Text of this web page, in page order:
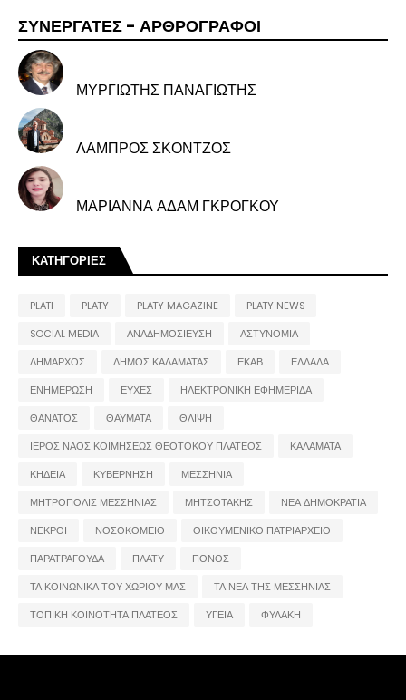
ΣΥΝΕΡΓΑΤΕΣ - ΑΡΘΡΟΓΡΑΦΟΙ
ΜΥΡΓΙΩΤΗΣ ΠΑΝΑΓΙΩΤΗΣ
ΛΑΜΠΡΟΣ ΣΚΟΝΤΖΟΣ
ΜΑΡΙΑΝΝΑ ΑΔΑΜ ΓΚΡΟΓΚΟΥ
ΚΑΤΗΓΟΡΙΕΣ
PLATI PLATY PLATY MAGAZINE
PLATY NEWS
SOCIAL MEDIA
ΑΝΑΔΗΜΟΣΙΕΥΣΗ
ΑΣΤΥΝΟΜΙΑ
ΔΗΜΑΡΧΟΣ
ΔΗΜΟΣ ΚΑΛΑΜΑΤΑΣ ΕΚΑΒ
ΕΛΛΑΔΑ
ΕΝΗΜΕΡΩΣΗ
ΕΥΧΕΣ
ΗΛΕΚΤΡΟΝΙΚΗ ΕΦΗΜΕΡΙΔΑ
ΘΑΝΑΤΟΣ
ΘΑΥΜΑΤΑ
ΘΛΙΨΗ
ΙΕΡΟΣ ΝΑΟΣ ΚΟΙΜΗΣΕΩΣ ΘΕΟΤΟΚΟΥ ΠΛΑΤΕΟΣ
ΚΑΛΑΜΑΤΑ
ΚΗΔΕΙΑ
ΚΥΒΕΡΝΗΣΗ
ΜΕΣΣΗΝΙΑ
ΜΗΤΡΟΠΟΛΙΣ ΜΕΣΣΗΝΙΑΣ
ΜΗΤΣΟΤΑΚΗΣ
ΝΕΑ ΔΗΜΟΚΡΑΤΙΑ
ΝΕΚΡΟΙ
ΝΟΣΟΚΟΜΕΙΟ
ΟΙΚΟΥΜΕΝΙΚΟ ΠΑΤΡΙΑΡΧΕΙΟ
ΠΑΡΑΤΡΑΓΟΥΔΑ
ΠΛΑΤΥ
ΠΟΝΟΣ
ΤΑ ΚΟΙΝΩΝΙΚΑ ΤΟΥ ΧΩΡΙΟΥ ΜΑΣ
ΤΑ ΝΕΑ ΤΗΣ ΜΕΣΣΗΝΙΑΣ
ΤΟΠΙΚΗ ΚΟΙΝΟΤΗΤΑ ΠΛΑΤΕΟΣ
ΥΓΕΙΑ ΦΥΛΑΚΗ